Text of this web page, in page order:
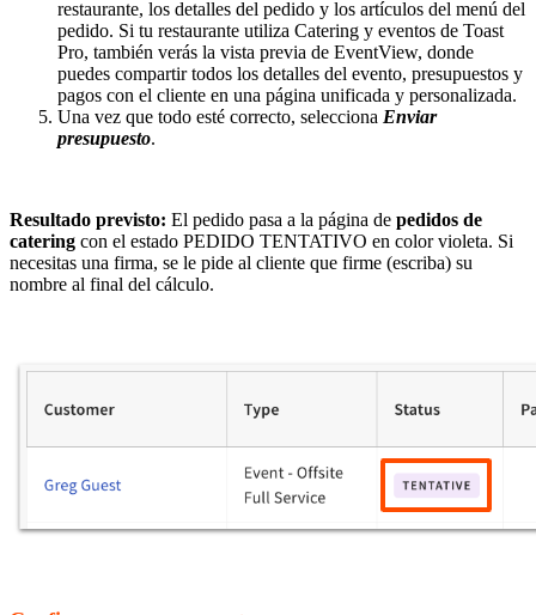
restaurante, los detalles del pedido y los artículos del menú del
pedido. Si tu restaurante utiliza Catering y eventos de Toast
Pro, también verás la vista previa de EventView, donde
puedes compartir todos los detalles del evento, presupuestos y
pagos con el cliente en una página unificada y personalizada.
Una vez que todo esté correcto, selecciona Enviar
presupuesto.
Resultado previsto: El pedido pasa a la página de pedidos de
catering con el estado PEDIDO TENTATIVO en color violeta. Si
necesitas una firma, se le pide al cliente que firme (escriba) su
nombre al final del cálculo.